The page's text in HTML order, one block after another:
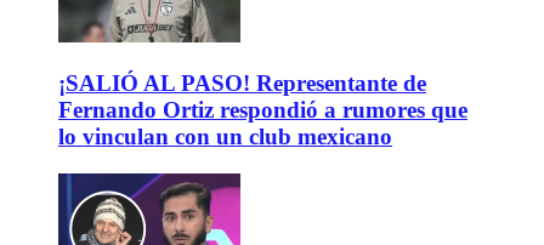
¡SALIÓ AL PASO! Representante de
Fernando Ortiz respondió a rumores que
lo vinculan con un club mexicano